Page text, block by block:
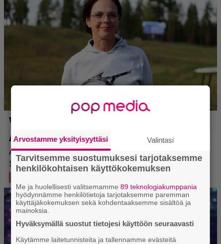
Arvostamme yksityisyyttäsi Valintasi
Tarvitsemme suostumuksesi tarjotaksemme
henkilökohtaisen käyttökokemuksen
Me ja huolellisesti valitsemamme89 teknologiakumppania
hyödynnämme henkilötietoja tarjotaksemme paremman
käyttäjäkokemuksen sekä kohdentaaksemme sisältöä ja
mainoksia.
Hyväksymällä suostut tietojesi käyttöön seuraavasti
Käytämme laitetunnisteita ja tallennamme evästeitä